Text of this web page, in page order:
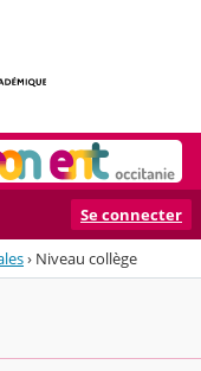
Se connecter
› Niveau collège